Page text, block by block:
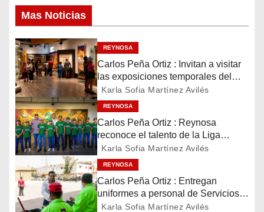
e
g
a
c
i
ó
n
d
Mas Noticias
REYNOSA
Carlos Peña Ortiz : Invitan a visitar
las exposiciones temporales del
Museo del Ferrocarril Reynosa
Karla Sofia Martínez Avilés
REYNOSA
Carlos Peña Ortiz : Reynosa
reconoce el talento de la Liga
Treviño Kelly, subcampeona
latinoamericana
Karla Sofia Martínez Avilés
REYNOSA
Carlos Peña Ortiz : Entregan
uniformes a personal de Servicios
Públicos de Reynosa
Karla Sofia Martínez Avilés